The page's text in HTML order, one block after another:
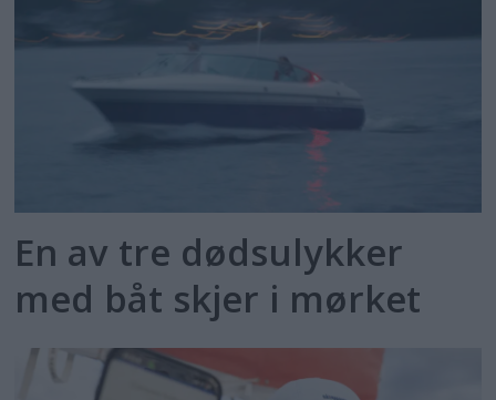
En av tre dødsulykker
med båt skjer i mørket